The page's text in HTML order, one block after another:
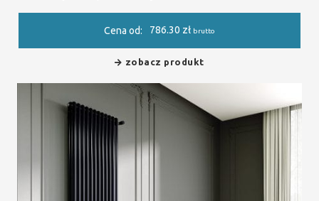
Cena od: 786.30 zł brutto
zobacz produkt